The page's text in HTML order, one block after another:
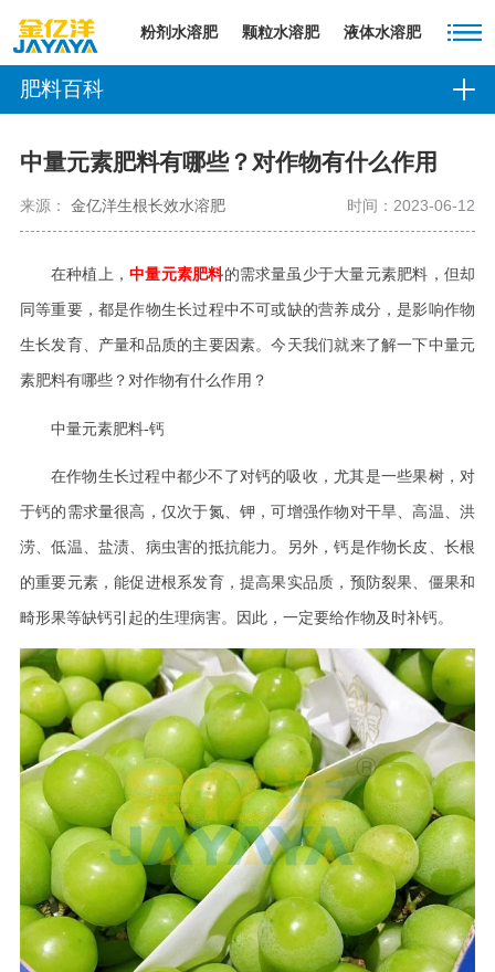
粉剂水溶肥 颗粒水溶肥 液体水溶肥
肥料百科
中量元素肥料有哪些？对作物有什么作用
来源： 金亿洋生根长效水溶肥 时间：2023-06-12
在种植上，中量元素肥料的需求量虽少于大量元素肥料，但却
同等重要，都是作物生长过程中不可或缺的营养成分，是影响作物
生长发育、产量和品质的主要因素。今天我们就来了解一下中量元
素肥料有哪些？对作物有什么作用？
中量元素肥料-钙
在作物生长过程中都少不了对钙的吸收，尤其是一些果树，对
于钙的需求量很高，仅次于氮、钾，可增强作物对干旱、高温、洪
涝、低温、盐渍、病虫害的抵抗能力。另外，钙是作物长皮、长根
的重要元素，能促进根系发育，提高果实品质，预防裂果、僵果和
畸形果等缺钙引起的生理病害。因此，一定要给作物及时补钙。